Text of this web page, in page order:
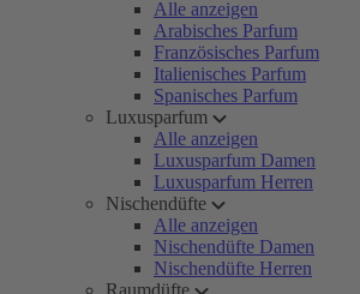
Alle anzeigen
Arabisches Parfum
Französisches Parfum
Italienisches Parfum
Spanisches Parfum
Luxusparfum
Alle anzeigen
Luxusparfum Damen
Luxusparfum Herren
Nischendüfte
Alle anzeigen
Nischendüfte Damen
Nischendüfte Herren
Raumdüfte